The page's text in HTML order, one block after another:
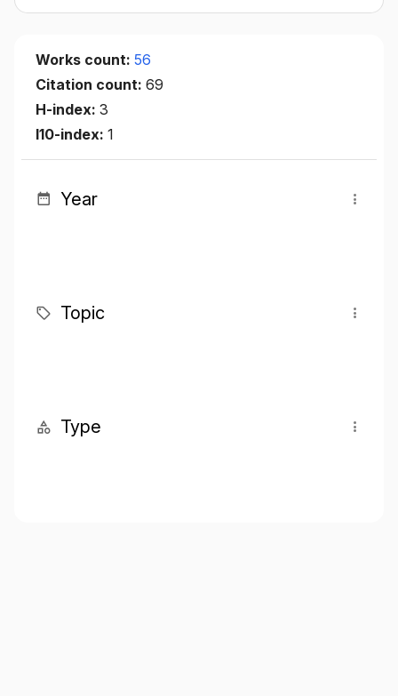
Works count: 56
Citation count: 69
H-index: 3
I10-index: 1
Year
Topic
Type